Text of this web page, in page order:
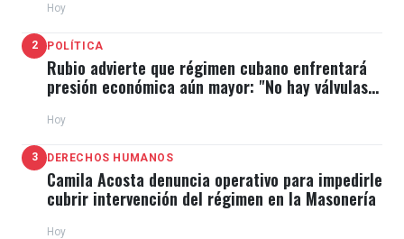
Hoy
2 POLÍTICA
Rubio advierte que régimen cubano enfrentará
presión económica aún mayor: "No hay válvulas
Hoy
3 DERECHOS HUMANOS
Camila Acosta denuncia operativo para impedirle
cubrir intervención del régimen en la Masonería
Hoy